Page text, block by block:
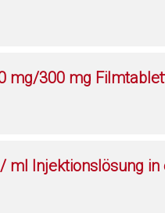
mg/300 mg
ml Injektionslösung